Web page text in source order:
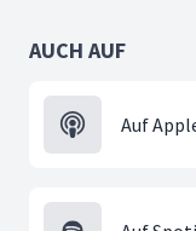
AUCH AUF
Auf